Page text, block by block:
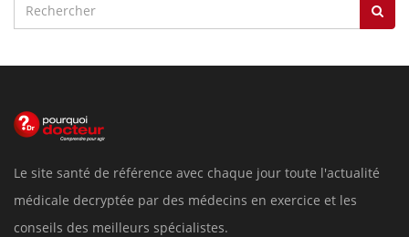
Le site santé de référence avec chaque jour toute l'actualité
médicale decryptée par des médecins en exercice et les
conseils des meilleurs spécialistes.